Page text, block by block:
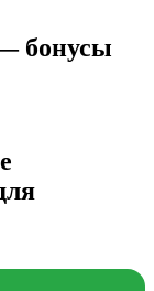
бонусы